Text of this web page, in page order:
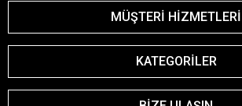
MÜŞTERİ HİZMETLERİ
KATEGORİLER